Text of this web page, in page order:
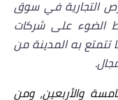
التجارية في سوق
الضوء على شركات
تتمتع به المدينة من
والأربعين، ومن